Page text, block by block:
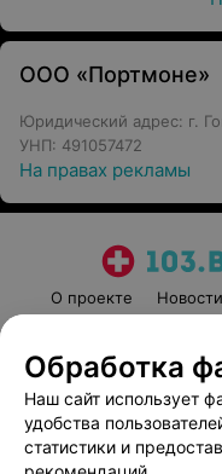
ООО «Портмоне»
Юридический адрес: г.
УНП: 491057472
На правах рекламы
О проекте
Обработка
Наш сайт использует
удобства
статистики и